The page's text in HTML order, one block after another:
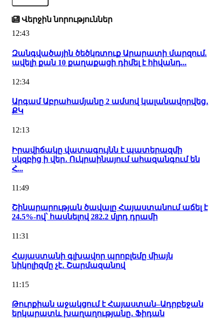
Վերջին նորություններ
12:43
Զանգվածային ծեծկռտուք Արարատի մարզում.
ավելի քան 10 քաղաքացի դիմել է հիվանդ...
12:34
Արգամ Աբրահամյանը 2 ամսով կալանավորվեց․
ՔԿ
12:13
Իրավիճակը վատագույնն է պատերազմի
սկզբից ի վեր․ Ուկրաինայում ահազանգում են
Հ...
11:49
Շինարարության ծավալը Հայաստանում աճել է
24.5%-ով՝ հասնելով 282.2 մլրդ դրամի
11:31
Հայաստանի գլխավոր պրոբլեմը միայն
նիկոլիզմը չէ․ Շարմազանով
11:15
Թուրքիան աջակցում է Հայաստան–Ադրբեջան
երկարատև խաղաղությանը․ Ֆիդան